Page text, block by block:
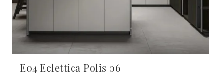
E04 Eclettica Polis 06